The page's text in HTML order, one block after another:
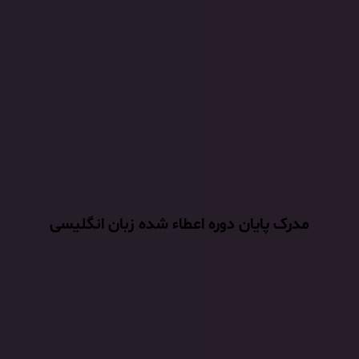
مدرک پایان دوره اعطاء شده زبان انگلیسی